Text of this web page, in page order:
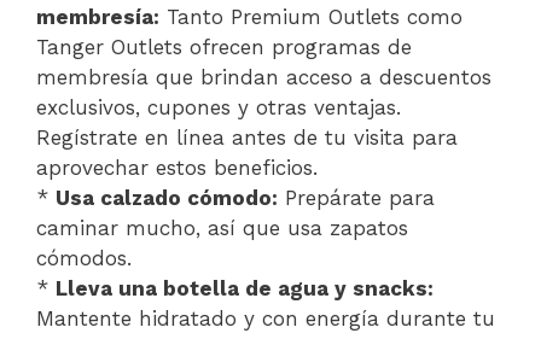
membresía: Tanto Premium Outlets como
Tanger Outlets ofrecen programas de
membresía que brindan acceso a descuentos
exclusivos, cupones y otras ventajas.
Regístrate en línea antes de tu visita para
aprovechar estos beneficios.
* Usa calzado cómodo: Prepárate para
caminar mucho, así que usa zapatos
cómodos.
* Lleva una botella de agua y snacks:
Mantente hidratado y con energía durante tu